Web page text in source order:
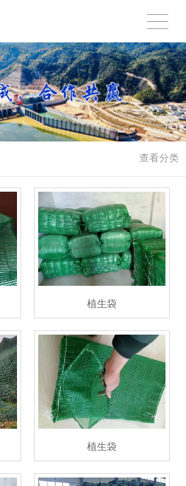
查看分类
植生袋
植生袋